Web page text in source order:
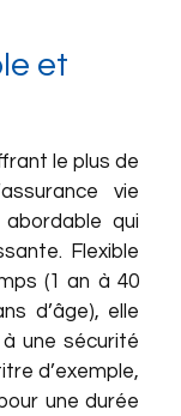
et
le plus de
vie
qui
Flexible
(1 an à 40
d’âge), elle
une sécurité
d’exemple,
une durée